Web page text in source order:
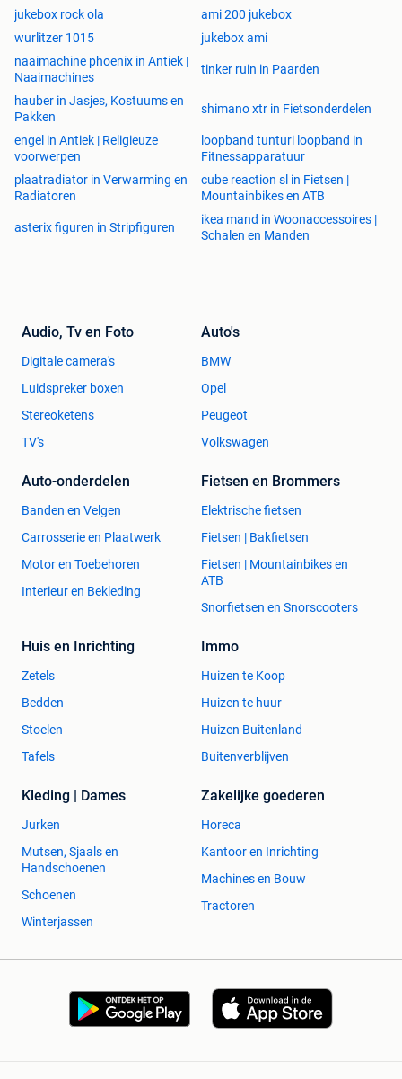
jukebox rock ola
ami 200 jukebox
wurlitzer 1015
jukebox ami
naaimachine phoenix in Antiek |
Naaimachines
tinker ruin in Paarden
hauber in Jasjes, Kostuums en
Pakken
shimano xtr in Fietsonderdelen
engel in Antiek | Religieuze
voorwerpen
loopband tunturi loopband in
Fitnessapparatuur
plaatradiator in Verwarming en
Radiatoren
cube reaction sl in Fietsen |
Mountainbikes en ATB
asterix figuren in Stripfiguren
ikea mand in Woonaccessoires |
Schalen en Manden
Audio, Tv en Foto
Digitale camera's
Luidspreker boxen
Stereoketens
TV's
Auto's
BMW
Opel
Peugeot
Volkswagen
Auto-onderdelen
Banden en Velgen
Carrosserie en Plaatwerk
Motor en Toebehoren
Interieur en Bekleding
Fietsen en Brommers
Elektrische fietsen
Fietsen | Bakfietsen
Fietsen | Mountainbikes en
ATB
Snorfietsen en Snorscooters
Huis en Inrichting
Zetels
Bedden
Stoelen
Tafels
Immo
Huizen te Koop
Huizen te huur
Huizen Buitenland
Buitenverblijven
Kleding | Dames
Jurken
Mutsen, Sjaals en
Handschoenen
Schoenen
Winterjassen
Zakelijke goederen
Horeca
Kantoor en Inrichting
Machines en Bouw
Tractoren